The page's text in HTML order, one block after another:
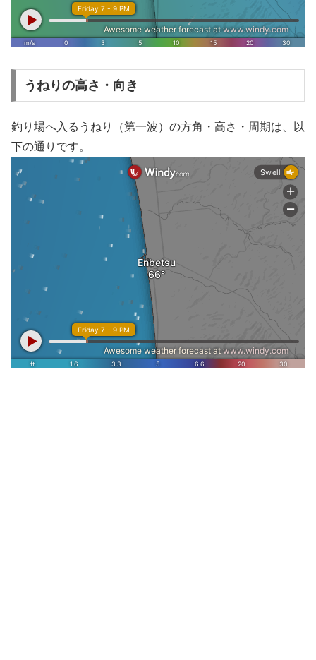
うねりの高さ・向き
釣り場へ入るうねり（第一波）の方角・高さ・周期は、以
下の通りです。